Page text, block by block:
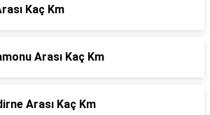
Kaç Km
Arası Kaç Km
Arası Kaç Km